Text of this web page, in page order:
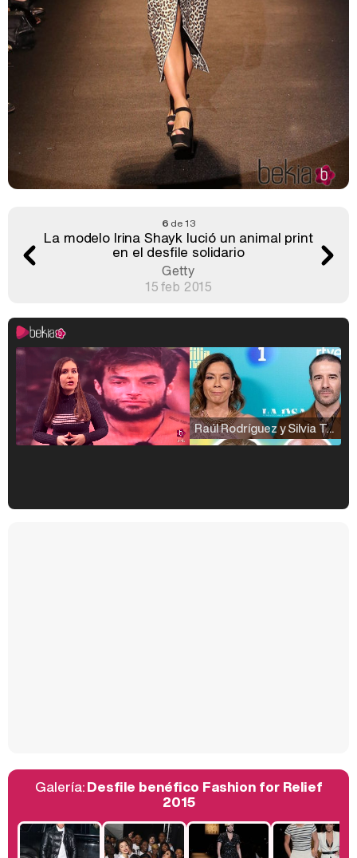
6 de 13
La modelo Irina Shayk lució un animal print
en el desfile solidario
Getty
15 feb 2015
Raúl Rodríguez y Silvia Taulés nos cuentan su papel en 'La familia de la tele'
Galería:Desfile benéfico Fashion for Relief
2015